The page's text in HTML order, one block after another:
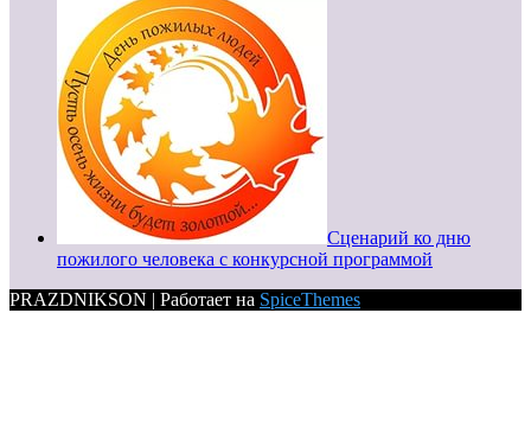
Сценарий ко дню
пожилого человека с конкурсной программой
PRAZDNIKSON | Работает на SpiceThemes